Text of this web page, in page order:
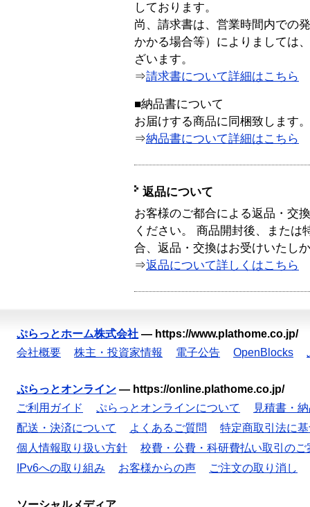
しております。
尚、請求書は、営業時間内での
かかる場合等）によりましては
ざいます。
⇒請求書について詳細はこちら
■納品書について
お届けする商品に同梱致します。
⇒納品書について詳細はこちら
返品について
お客様のご都合による返品・交
ください。 商品開封後、または
合、返品・交換はお受けいたし
⇒返品について詳しくはこちら
ぷらっとホーム株式会社 — https://www.plathome.co.jp/
会社概要
株主・投資家情報 電子公告 OpenBlocks
ぷらっとオンライン — https://online.plathome.co.jp/
ご利用ガイド
ぷらっとオンラインについて
見積書・
配送・決済について
よくあるご質問
特定商取引法に
個人情報取り扱い方針
校費・公費・科研費払い取引のご
IPv6への取り組み
お客様からの声 ご注文の取り消し
ソーシャルメディア